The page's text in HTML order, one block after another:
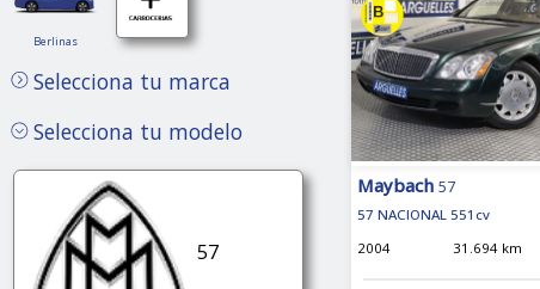
Maybach 57
57 NACIONAL 551cv
2004
31.694 km
BerlinasBerlinas
Selecciona tu marca
Selecciona tu modelo
57